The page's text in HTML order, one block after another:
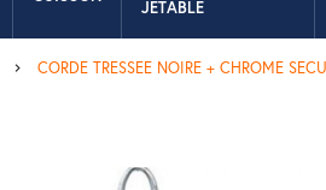
JETABLE
CORDE TRESSEE NOIRE + CHROME